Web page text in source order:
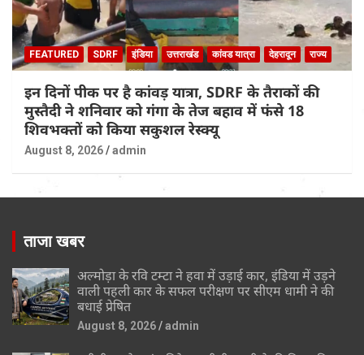
FEATURED SDRF इंडिया उत्तराखंड कांवड यात्रा देहरादून राज्य
इन दिनों पीक पर है कांवड़ यात्रा, SDRF के तैराकों की
मुस्तैदी ने शनिवार को गंगा के तेज बहाव में फंसे 18
शिवभक्तों को किया सकुशल रेस्क्यू
August 8, 2026 admin
ताजा खबर
अल्मोड़ा के रवि टम्टा ने हवा में उड़ाई कार, इंडिया में उड़ने
वाली पहली कार के सफल परीक्षण पर सीएम धामी ने की
बधाई प्रेषित
August 8, 2026 admin